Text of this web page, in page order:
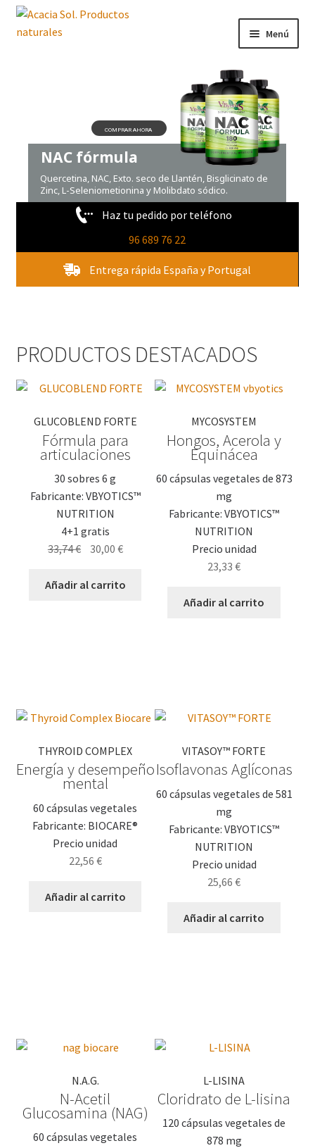
Menú
ContactoNAC fórmula
Quercetina, NAC, Exto. seco de Llantén, Bisglicinato de
Zinc, L-Seleniometionina y Molibdato sódico.
COMPRAR AHORA
Haz tu pedido por teléfono
96 689 76 22
Entrega rápida España y Portugal
PRODUCTOS DESTACADOS
GLUCOBLEND FORTE
Fórmula para
articulaciones
30 sobres 6 g
Fabricante: VBYOTICS™
NUTRITION
4+1 gratis
33,74€ El
original
30,00 €El
actual
Añadir al carrito
MYCOSYSTEM
Hongos, Acerola y
Equinácea
60 cápsulas vegetales de 873
mg
Fabricante: VBYOTICS™
NUTRITION
Precio unidad
23,33€
Añadir al carrito
THYROID COMPLEX
Energía y desempeño
mental
60 cápsulas vegetales
Fabricante: BIOCARE®
Precio unidad
22,56 €
Añadir al carrito
VITASOY™ FORTE
Isoflavonas Aglíconas
60 cápsulas vegetales de 581
mg
Fabricante: VBYOTICS™
NUTRITION
Precio unidad
25,66€
Añadir al carrito
N.A.G.
N-Acetil
Glucosamina (NAG)
60 cápsulas vegetales
L-LISINA
Cloridrato de L-lisina
120 cápsulas vegetales de
878 mg